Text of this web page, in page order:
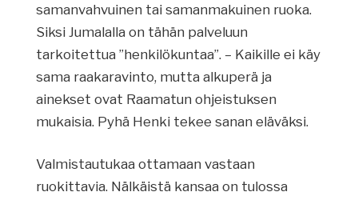
samanvahvuinen tai samanmakuinen ruoka.
Siksi Jumalalla on tähän palveluun
tarkoitettua ”henkilökuntaa”. – Kaikille ei käy
sama raakaravinto, mutta alkuperä ja
ainekset ovat Raamatun ohjeistuksen
mukaisia. Pyhä Henki tekee sanan eläväksi.
Valmistautukaa ottamaan vastaan
ruokittavia. Nälkäistä kansaa on tulossa